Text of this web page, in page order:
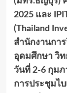
2025 และ
(Thailand
สำนักงานกา
อุดมศึกษา วิท
วันที่ 2-6 กุม
การประชุมไ